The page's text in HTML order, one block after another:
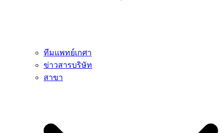
ทีมแพทย์เกศา
ข่าวสารบริษัท
สาขา